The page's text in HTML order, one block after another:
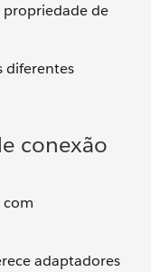
de
diferentes
conexão
com
adaptadores